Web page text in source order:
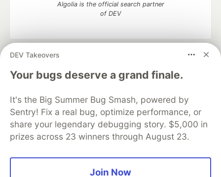
DEV Takeovers
Your bugs deserve a grand finale.
It's the Big Summer Bug Smash, powered by
Sentry! Fix a real bug, optimize performance, or
share your legendary debugging story. $5,000 in
prizes across 23 winners through August 23.
Join Now
Algolia is the official search partner
of DEV
DEV Community
— A space to discuss and keep up software
development and manage your software career
Home
DEV Challenges DEV++
Videos
Organization Accounts
DEV Showcase About
Contact
Free Postgres Database
DEV Shop
MLH
Code of Conduct
Privacy Policy
Terms of Use
Built on
— the open sourcesoftware that powers
and other inclusive communities.